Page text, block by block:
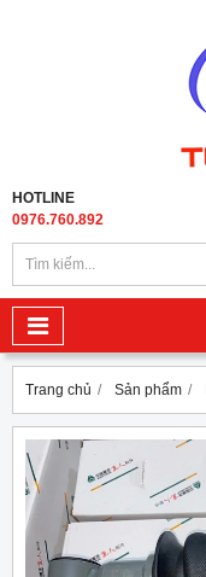
HOTLINE
0976.760.892
Trang chủ Sản phẩm